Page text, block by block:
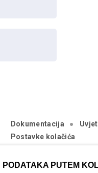
PUTEM
Dokumentacija
Postavke kolačića